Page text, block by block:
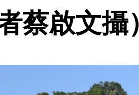
者蔡啟文攝